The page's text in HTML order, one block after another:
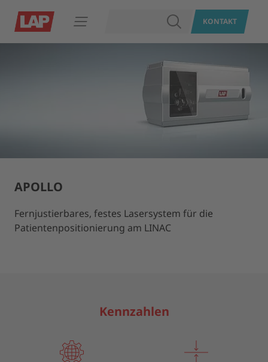
Navigation öffnen SUCHENKONTAKT
APOLLO
Fernjustierbares, festes Lasersystem für die
Patientenpositionierung am LINAC
Kennzahlen